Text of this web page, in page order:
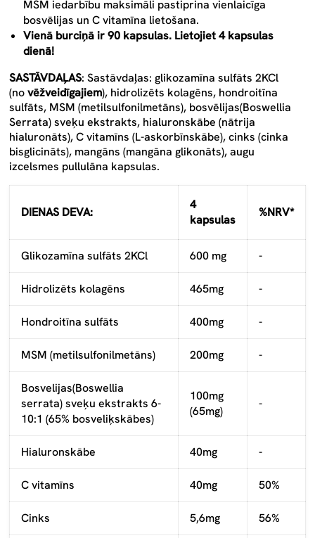
MSM iedarbību maksimāli pastiprina vienlaicīga
bosvēlijas un C vitamīna lietošana.
Vienā burciņā ir 90 kapsulas. Lietojiet 4 kapsulas
dienā!
SASTĀVDAĻAS: Sastāvdaļas: glikozamīna sulfāts 2KCl
(novēžveidīgajiem), hidrolizēts kolagēns, hondroitīna
sulfāts, MSM (metilsulfonilmetāns), bosvēlijas(Boswellia
Serrata) sveķu ekstrakts, hialuronskābe (nātrija
hialuronāts), C vitamīns (L-askorbīnskābe), cinks (cinka
bisglicināts), mangāns (mangāna glikonāts), augu
izcelsmes pullulāna kapsulas.
DIENAS DEVA:
4
kapsulas
%NRV*
Glikozamīna sulfāts 2KCl 600 mg -
Hidrolizēts kolagēns 465mg -
Hondroitīna sulfāts 400mg -
MSM (metilsulfonilmetāns) 200mg -
Bosvelijas(Boswellia
serrata) sveķu ekstrakts 6-
10:1 (65% bosveliķskābes)
100mg
(65mg)
-
Hialuronskābe 40mg -
C vitamīns 40mg 50%
Cinks 5,6mg 56%